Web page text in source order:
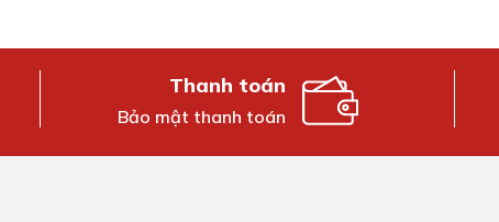
Thanh toán
Bảo mật thanh toán